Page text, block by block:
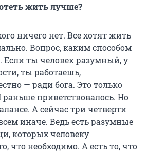
жить лучше?
ничего нет. Все хотят жить
Вопрос, каким способом
Если ты человек разумный, у
ты работаешь,
— ради бога. Это только
раньше приветствовалось. Но
А сейчас три четверти
иначе. Ведь есть разумные
которых человеку
что необходимо. А есть то, что